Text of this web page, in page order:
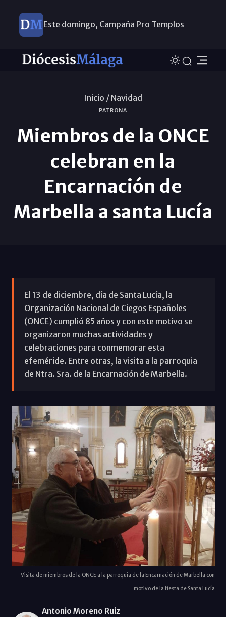
Este domingo, Campaña Pro Templos
Inicio / Navidad
PATRONA
Miembros de la ONCE
celebran en la
Encarnación de
Marbella a santa Lucía
El 13 de diciembre, día de Santa Lucía, la
Organización Nacional de Ciegos Españoles
(ONCE) cumplió 85 años y con este motivo se
organizaron muchas actividades y
celebraciones para conmemorar esta
efeméride. Entre otras, la visita a la parroquia
de Ntra. Sra. de la Encarnación de Marbella.
Visita de miembros de la ONCE a la parroquia de la Encarnación de Marbella con
motivo de la fiesta de Santa Lucía
Antonio Moreno Ruiz